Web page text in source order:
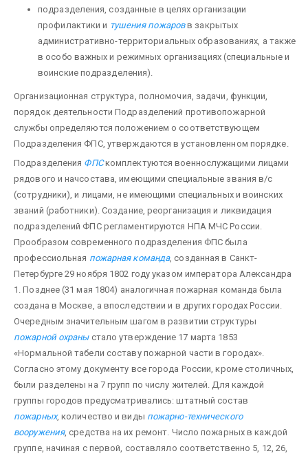
подразделения, созданные в целях организации
профилактики и тушения пожаровв закрытых
административно-территориальных образованиях, а также
в особо важных и режимных организациях (специальные и
воинские подразделения).
Организационная структура, полномочия, задачи, функции,
порядок деятельности Подразделений противопожарной
службы определяются положением о соответствующем
Подразделения ФПС, утверждаются в установленном порядке.
Подразделения ФПСкомплектуются военнослужащими лицами
рядового и начсостава, имеющими специальные звания в/с
(сотрудники), и лицами, не имеющими специальных и воинских
званий (работники). Создание, реорганизация и ликвидация
подразделений ФПС регламентируются НПА МЧС России.
Прообразом современного подразделения ФПС была
профессиольная пожарная команда, созданная в Санкт-
Петербурге 29 ноября 1802 году указом императора Александра
1. Позднее (31 мая 1804) аналогичная пожарная команда была
создана в Москве, а впоследствии и в других городах России.
Очередным значительным шагом в развитии структуры
пожарной охраныстало утверждение 17 марта 1853
«Нормальной табели составу пожарной части в городах».
Согласно этому документу все города России, кроме столичных,
были разделены на 7 групп по числу жителей. Для каждой
группы городов предусматривались: штатный состав
пожарных, количество и виды пожарно-технического
вооружения, средства на их ремонт. Число пожарных в каждой
группе, начиная с первой, составляло соответственно 5, 12, 26,